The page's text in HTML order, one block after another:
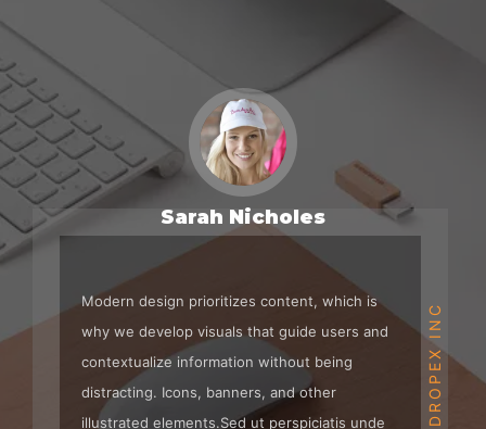
Sarah Nicholes
Modern design prioritizes content, which is
why we develop visuals that guide users and
contextualize information without being
distracting. Icons, banners, and other
illustrated elements.Sed ut perspiciatis unde
DROPEX INC